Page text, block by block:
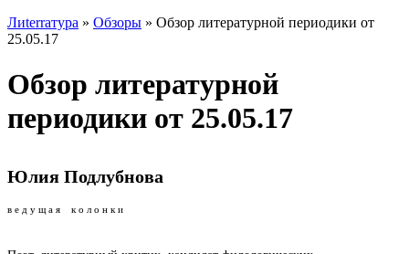
Лиterraтура » Обзоры » Обзор литературной периодики от
25.05.17
Обзор литературной
периодики от 25.05.17
Юлия Подлубнова
в е д у щ а я к о л о н к и